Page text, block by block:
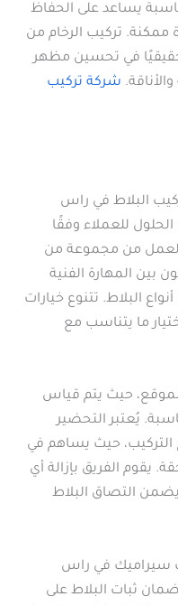
يساعد على الحفاظ
ممكنة. تركيب الرخام من
في تحسين مظهر
شركة تركيب
البلاط في راس
للعملاء وفقًا
العمل من مجموعة من
بين المهارة الفنية
البلاط. تتنوع خيارات
ما يتناسب مع
حيث يتم قياس
يُعتبر التحضير
التركيب، حيث يساهم في
يقوم الفريق بإزالة أي
التصاق البلاط
سيراميك في راس
ثبات البلاط على